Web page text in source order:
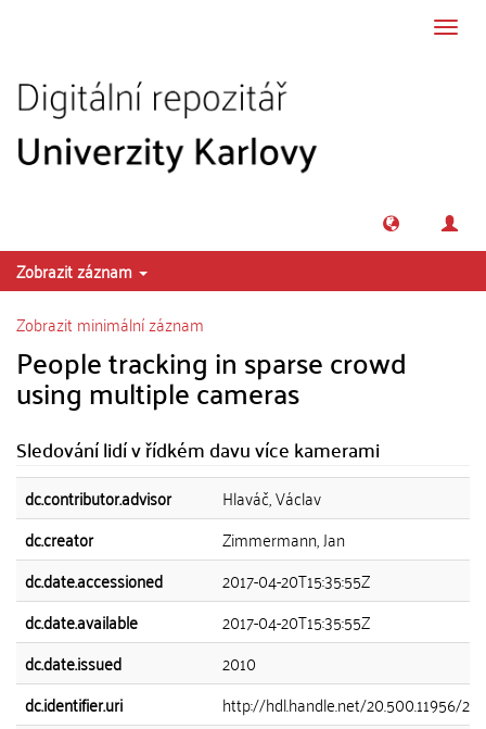
Zobrazit záznam
Zobrazit minimální záznam
People tracking in sparse crowd
using multiple cameras
Sledování lidí v řídkém davu více kamerami
dc.contributor.advisor
Hlaváč, Václav
dc.creator
Zimmermann, Jan
dc.date.accessioned
2017-04-20T15:35:55Z
dc.date.available
2017-04-20T15:35:55Z
dc.date.issued
2010
dc.identifier.uri
http://hdl.handle.net/20.500.11956/